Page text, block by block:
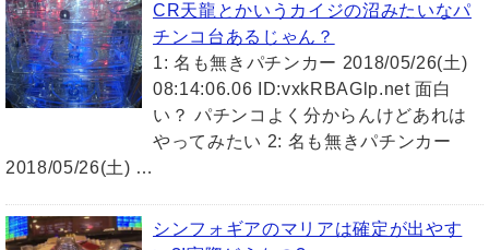
CR天龍とかいうカイジの沼みたいなパ
チンコ台あるじゃん？
1: 名も無きパチンカー 2018/05/26(土)
08:14:06.06 ID:vxkRBAGlp.net 面白
い？ パチンコよく分からんけどあれは
やってみたい 2: 名も無きパチンカー
2018/05/26(土) …
シンフォギアのマリアは確定が出やす